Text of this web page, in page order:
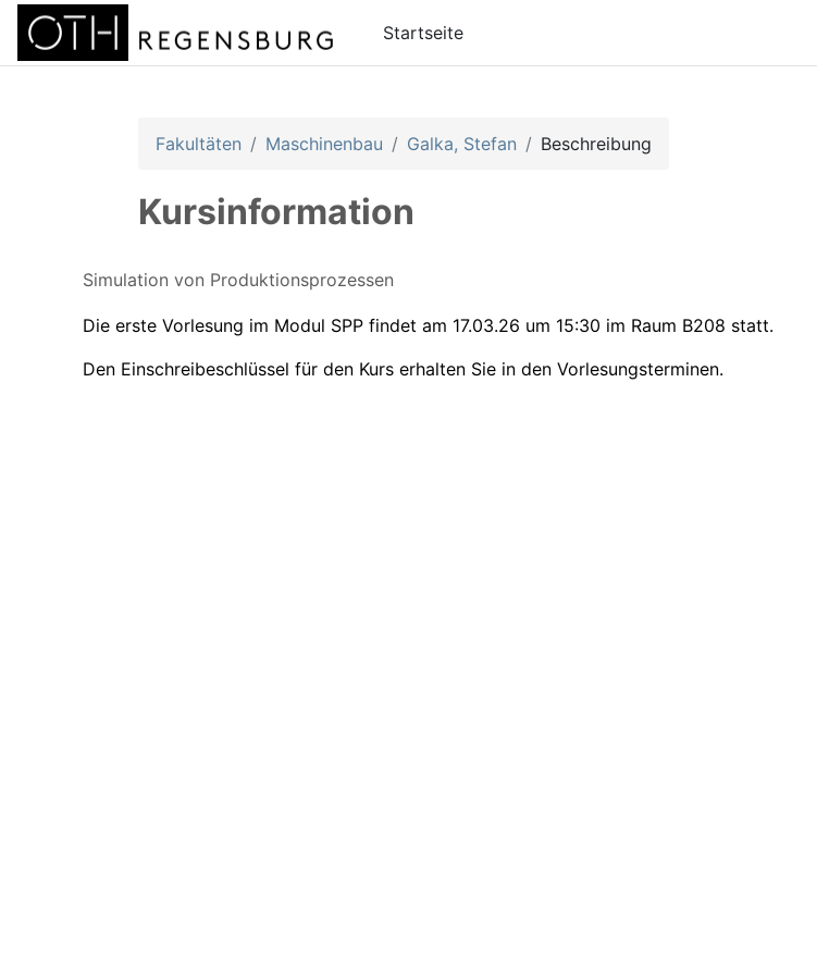
Zum Hauptinhalt
Startseite
Fakultäten Maschinenbau Galka, Stefan Beschreibung
Kursinformation
Simulation von Produktionsprozessen
Die erste Vorlesung im Modul SPP findet am 17.03.26 um 15:30 im Raum B208 statt.
Den Einschreibeschlüssel für den Kurs erhalten Sie in den Vorlesungsterminen.